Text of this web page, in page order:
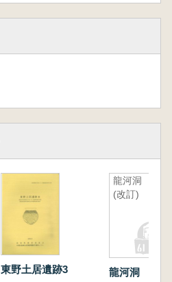
東野土居遺跡3
龍河洞
(改訂)
龍河洞 (改